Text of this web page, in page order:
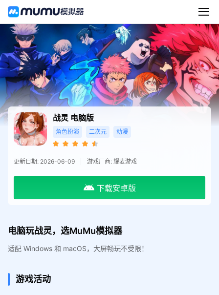
战灵 电脑版
角色扮演 二次元 动漫
更新日期: 2026-06-09 游戏厂商: 耀麦游戏
下载安卓版
电脑玩战灵，选MuMu模拟器
适配 Windows 和 macOS，大屏畅玩不受限！
游戏活动